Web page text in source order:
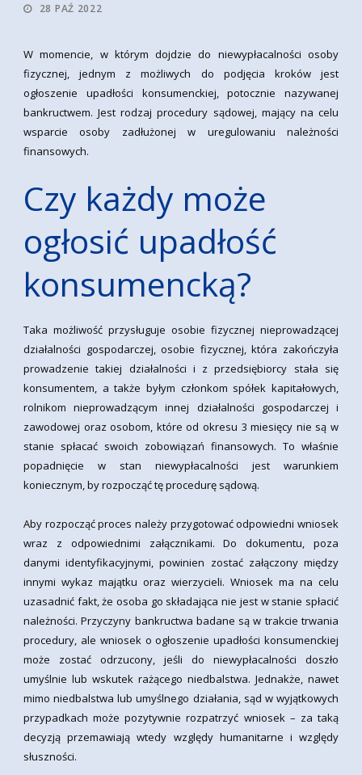
28 PAŹ 2022
W momencie, w którym dojdzie do niewypłacalności osoby
fizycznej, jednym z możliwych do podjęcia kroków jest
ogłoszenie upadłości konsumenckiej, potocznie nazywanej
bankructwem. Jest rodzaj procedury sądowej, mający na celu
wsparcie osoby zadłużonej w uregulowaniu należności
finansowych.
Czy każdy może
ogłosić upadłość
konsumencką?
Taka możliwość przysługuje osobie fizycznej nieprowadzącej
działalności gospodarczej, osobie fizycznej, która zakończyła
prowadzenie takiej działalności i z przedsiębiorcy stała się
konsumentem, a także byłym członkom spółek kapitałowych,
rolnikom nieprowadzącym innej działalności gospodarczej i
zawodowej oraz osobom, które od okresu 3 miesięcy nie są w
stanie spłacać swoich zobowiązań finansowych. To właśnie
popadnięcie w stan niewypłacalności jest warunkiem
koniecznym, by rozpocząć tę procedurę sądową.
Aby rozpocząć proces należy przygotować odpowiedni wniosek
wraz z odpowiednimi załącznikami. Do dokumentu, poza
danymi identyfikacyjnymi, powinien zostać załączony między
innymi wykaz majątku oraz wierzycieli. Wniosek ma na celu
uzasadnić fakt, że osoba go składająca nie jest w stanie spłacić
należności. Przyczyny bankructwa badane są w trakcie trwania
procedury, ale wniosek o ogłoszenie upadłości konsumenckiej
może zostać odrzucony, jeśli do niewypłacalności doszło
umyślnie lub wskutek rażącego niedbalstwa. Jednakże, nawet
mimo niedbalstwa lub umyślnego działania, sąd w wyjątkowych
przypadkach może pozytywnie rozpatrzyć wniosek – za taką
decyzją przemawiają wtedy względy humanitarne i względy
słuszności.